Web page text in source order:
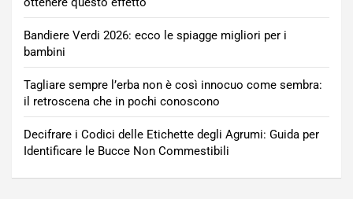
Bandiere Verdi 2026: ecco le spiagge migliori per i
bambini
Tagliare sempre l’erba non è così innocuo come sembra:
il retroscena che in pochi conoscono
Decifrare i Codici delle Etichette degli Agrumi: Guida per
Identificare le Bucce Non Commestibili